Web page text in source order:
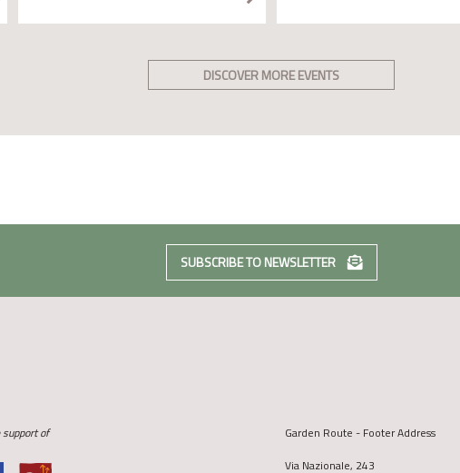
DISCOVER MORE EVENTS
SUBSCRIBE TO NEWSLETTER
of
Garden Route - Footer Address
Via Nazionale, 243